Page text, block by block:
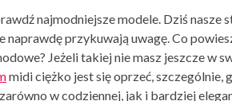
najmodniejsze modele. Dziś
przykuwają uwagę. Co
Jeżeli takiej nie masz jeszcze w
midi ciężko jest się oprzeć, szczególnie,
w codziennej, jak i bardziej